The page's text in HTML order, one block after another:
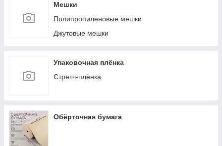
Пакеты с пластиковой ручкой
Пакеты из нетканых материалов
Мешки
Полипропиленовые мешки
Джутовые мешки
Упаковочная плёнка
Стретч-плёнка
Обёрточная бумага